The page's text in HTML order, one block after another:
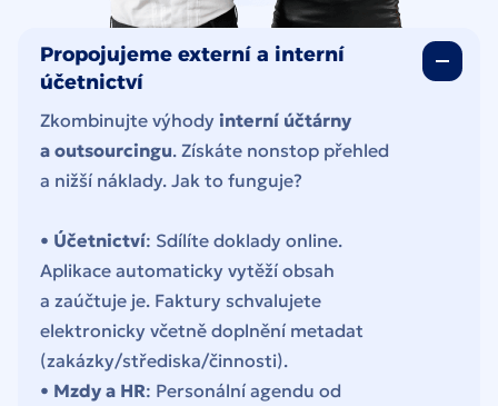
Propojujeme externí a interní
účetnictví
Zkombinujte výhody interní účtárny
a outsourcingu. Získáte nonstop přehled
a nižší náklady. Jak to funguje?
• Účetnictví: Sdílíte doklady online.
Aplikace automaticky vytěží obsah
a zaúčtuje je. Faktury schvalujete
elektronicky včetně doplnění metadat
(zakázky/střediska/činnosti).
• Mzdy a HR: Personální agendu od